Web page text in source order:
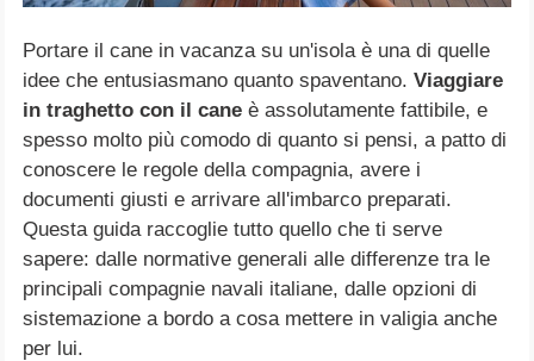
Portare il cane in vacanza su un'isola è una di quelle
idee che entusiasmano quanto spaventano. Viaggiare
in traghetto con il cane è assolutamente fattibile, e
spesso molto più comodo di quanto si pensi, a patto di
conoscere le regole della compagnia, avere i
documenti giusti e arrivare all'imbarco preparati.
Questa guida raccoglie tutto quello che ti serve
sapere: dalle normative generali alle differenze tra le
principali compagnie navali italiane, dalle opzioni di
sistemazione a bordo a cosa mettere in valigia anche
per lui.